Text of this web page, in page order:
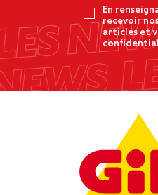
En
recevoir
articles et